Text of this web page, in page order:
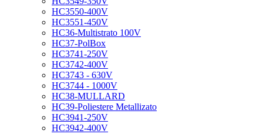
HC3550-400V
HC3551-450V
HC36-Multistrato 100V
HC37-PolBox
HC3741-250V
HC3742-400V
HC3743 - 630V
HC3744 - 1000V
HC38-MULLARD
HC39-Poliestere Metallizato
HC3941-250V
HC3942-400V